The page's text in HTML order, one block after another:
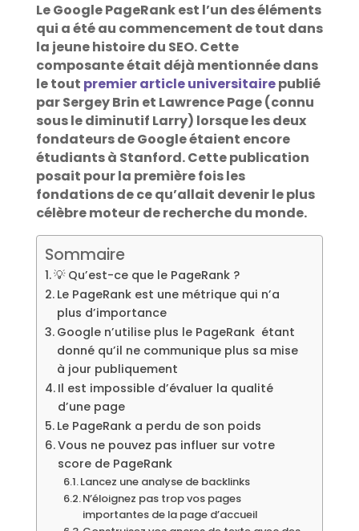
Le Google PageRank est l’un des éléments
qui a été au commencement de tout dans
la jeune histoire du SEO. Cette
composante était déjà mentionnée dans
le tout premier article universitairepublié
par Sergey Brin et Lawrence Page (connu
sous le diminutif Larry) lorsque les deux
fondateurs de Google étaient encore
étudiants à Stanford. Cette publication
posait pour la première fois les
fondations de ce qu’allait devenir le plus
célèbre moteur de recherche du monde.
Sommaire
💡 Qu’est-ce que le PageRank ?
Le PageRank est une métrique qui n’a
plus d’importance
Google n’utilise plus le PageRank étant
donné qu’il ne communique plus sa mise
à jour publiquement
Il est impossible d’évaluer la qualité
d’une page
Le PageRank a perdu de son poids
Vous ne pouvez pas influer sur votre
score de PageRank
Lancez une analyse de backlinks
N’éloignez pas trop vos pages
importantes de la page d’accueil